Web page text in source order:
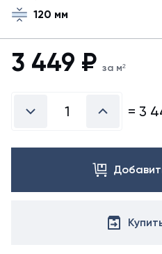
свяжитесь
с
менеджером.
цвета
справочнике
цветов
RAL.
*
цвета
120 мм
3 449 ₽ за м²
= 3